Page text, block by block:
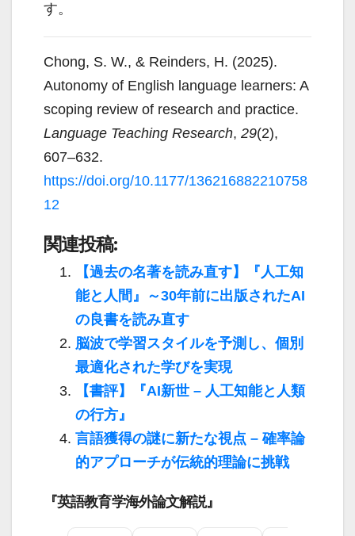
す。
Chong, S. W., & Reinders, H. (2025).
Autonomy of English language learners: A
scoping review of research and practice.
Language Teaching Research, 29(2),
607–632.
https://doi.org/10.1177/136216882210758
12
関連投稿:
【過去の名著を読み直す】『人工知
能と人間』～30年前に出版されたAI
の良書を読み直す
脳波で学習スタイルを予測し、個別
最適化された学びを実現
【書評】『AI新世 – 人工知能と人類
の行方』
言語獲得の謎に新たな視点 – 確率論
的アプローチが伝統的理論に挑戦
『英語教育学海外論文解説』